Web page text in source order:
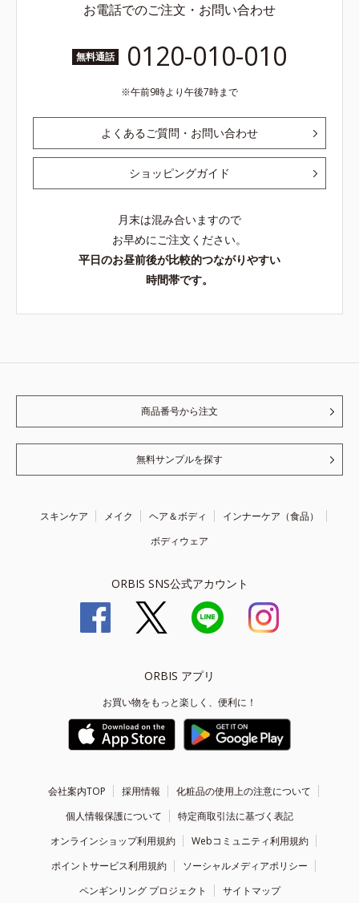
お電話でのご注文・お問い合わせ
無料通話 0120-010-010
午前9時より午後7時まで
よくあるご質問・お問い合わせ
ショッピングガイド
月末は混み合いますので
お早めにご注文ください。
平日のお昼前後が比較的つながりやすい
時間帯です。
商品番号から注文
無料サンプルを探す
スキンケア メイク ヘア＆ボディ
インナーケア（食品）
ボディウェア
ORBIS SNS公式アカウント
ORBIS アプリ
お買い物をもっと楽しく、便利に！
会社案内TOP 採用情報
化粧品の使用上の注意について
個人情報保護について
特定商取引法に基づく表記
オンラインショップ利用規約
Webコミュニティ利用規約
ポイントサービス利用規約
ソーシャルメディアポリシー
ペンギンリング プロジェクト
サイトマップ